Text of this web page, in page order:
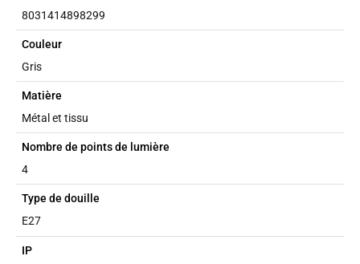
8031414898299
Couleur
Gris
Matière
Métal et tissu
Nombre de points de lumière
4
Type de douille
E27
IP